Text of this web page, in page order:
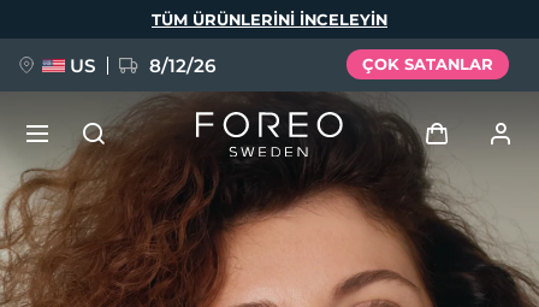
TÜM ÜRÜNLERINI INCELEYIN
US 8/12/26 ÇOK SATANLAR
Giriş
Kullanici profi̇li̇
YENİ
BREAKING NEWS
Dil Seçimi